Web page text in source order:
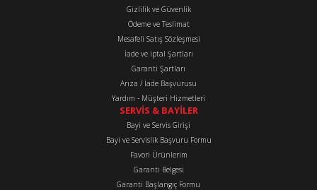
Gizlilik ve Güvenlik
Ödeme ve Teslimat
Mesafeli Satış Sözleşmesi
İade ve iptal Şartları
Garanti Şartları
Arıza / İade Başvurusu
Yardım - Müşteri Hizmetleri
SERVİS & BAYİLER
Bayi ve Servis Girişi
Bayi ve Servislik Başvuru Formu
Favori Ürünlerim
Garanti Belgesi
Garanti Başlangıç Formu